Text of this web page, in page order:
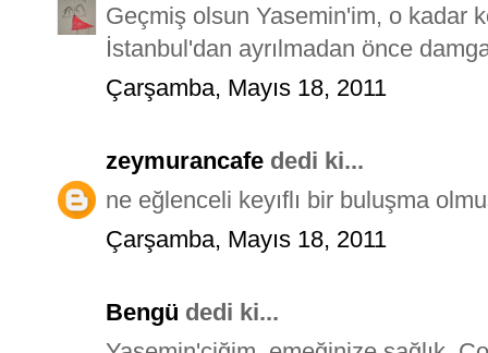
Geçmiş olsun Yasemin'im, o kadar
İstanbul'dan ayrılmadan önce
Çarşamba, Mayıs 18, 2011
zeymurancafe dedi ki...
ne eğlenceli keyıflı bir buluşma
Çarşamba, Mayıs 18, 2011
Bengü dedi ki...